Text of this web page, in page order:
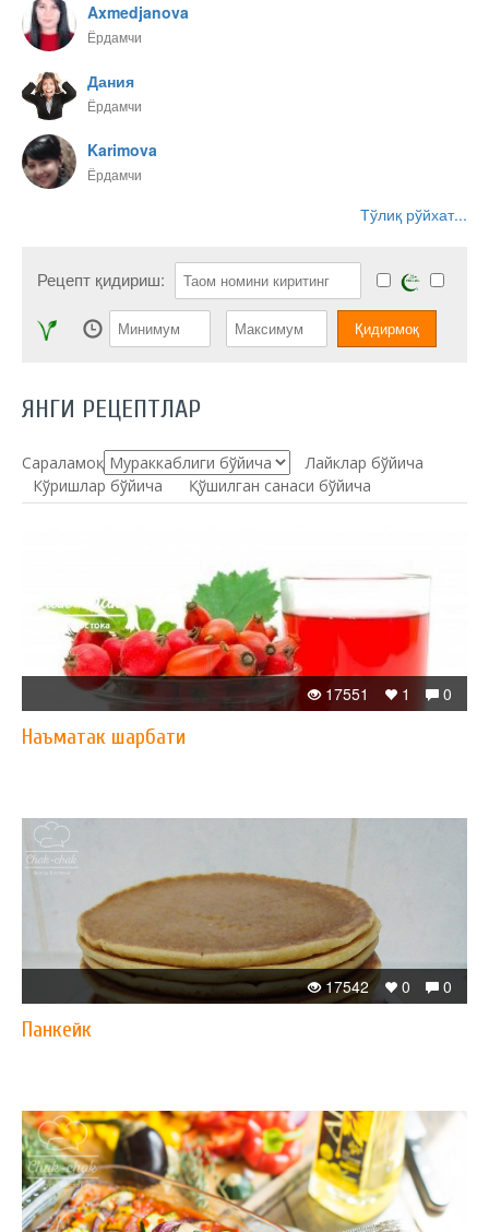
Axmedjanova
Ёрдамчи
Дания
Ёрдамчи
Karimova
Ёрдамчи
Тўлиқ рўйхат...
Рецепт қидириш:
ЯНГИ РЕЦЕПТЛАР
Сараламоқ:
Лайклар бўйича
Кўришлар бўйича
Қўшилган санаси бўйича
0
1
17551
Наъматак шарбати
0
0
17542
Панкейк